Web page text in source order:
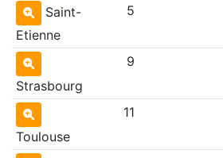
Saint-
Etienne
5
Strasbourg
9
Toulouse
11